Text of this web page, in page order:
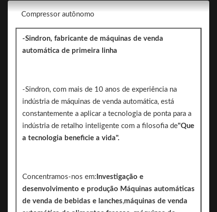
Compressor autônomo
-Sindron, fabricante de máquinas de venda
automática de primeira linha
-Sindron, com mais de 10 anos de experiência na
indústria de máquinas de venda automática, está
constantemente a aplicar a tecnologia de ponta para a
indústria de retalho inteligente com a filosofia de"Que
a tecnologia beneficie a vida".
Concentramos-nos em: Investigação e
desenvolvimento e produção Máquinas automáticas
de venda de bebidas e lanches,máquinas de venda